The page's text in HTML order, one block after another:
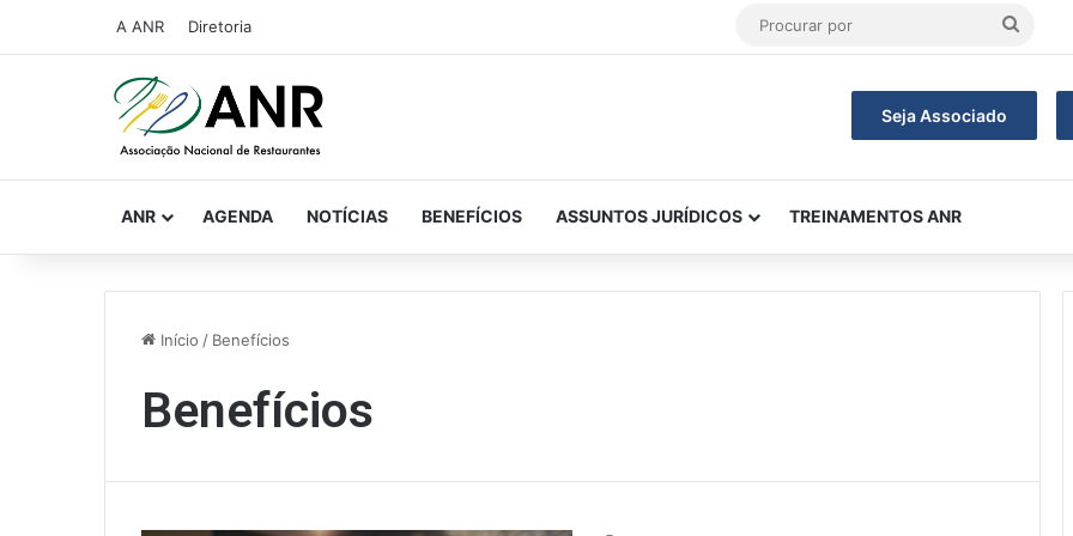
A ANR Diretoria
Seja Associado
ANR AGENDA NOTÍCIAS BENEFÍCIOS ASSUNTOS JURÍDICOS TREINAMENTOS ANR
Início / Benefícios
Benefícios